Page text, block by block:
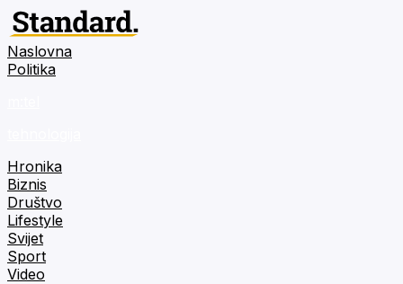
Naslovna
Politika
Hronika
Biznis
Društvo
Lifestyle
Svijet
Sport
Video